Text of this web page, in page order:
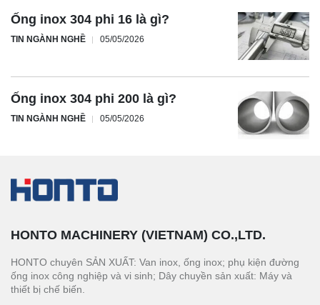
Ống inox 304 phi 16 là gì?
TIN NGÀNH NGHỀ 05/05/2026
Ống inox 304 phi 200 là gì?
TIN NGÀNH NGHỀ 05/05/2026
HONTO MACHINERY (VIETNAM) CO.,LTD.
HONTO chuyên SẢN XUẤT: Van inox, ống inox; phụ kiện đường
ống inox công nghiệp và vi sinh; Dây chuyền sản xuất: Máy và
thiết bị chế biến.